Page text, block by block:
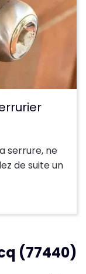
serrure, ne
de suite un
(77440)